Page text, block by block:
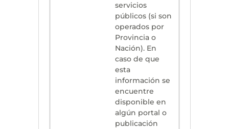
servicios
públicos (si son
operados por
Provincia o
Nación). En
caso de que
esta
información se
encuentre
disponible en
algún portal o
publicación